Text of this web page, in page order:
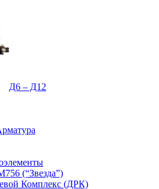
Д6 – Д12
(“Звезда”)
Комплекс (ДРК)